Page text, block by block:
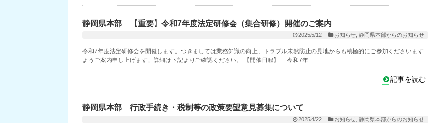
静岡県本部 【重要】令和7年度法定研修会（集合研修）開催のご案内
2025/5/12 お知らせ ,静岡県本部からのお知らせ
令和7年度法定研修会を開催します。つきましては業務知識の向上、トラブル未然防止の見地からも積極的にご参加くださいます
ようご案内申し上げます。詳細は下記よりご確認ください。 【開催日程】 令和7年...
記事を読む
静岡県本部 行政手続き・税制等の政策要望意見募集について
2025/4/22 お知らせ ,静岡県本部からのお知らせ